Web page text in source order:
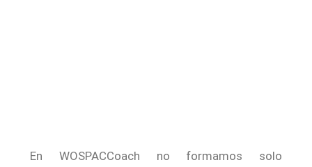
En WOSPACCoach no formamos solo